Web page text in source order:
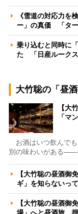
《雪道の対応力を
ー」の真価 「タ
乗り込むと同時に
た 「日産ルーク
大竹聡の「昼酒
【大
「マ
お酒はいつ飲んでも
別の味わいがある――
【大竹聡の昼酒御
ギ」を知らない
【大竹聡の昼酒御
場」へと昼酒旅